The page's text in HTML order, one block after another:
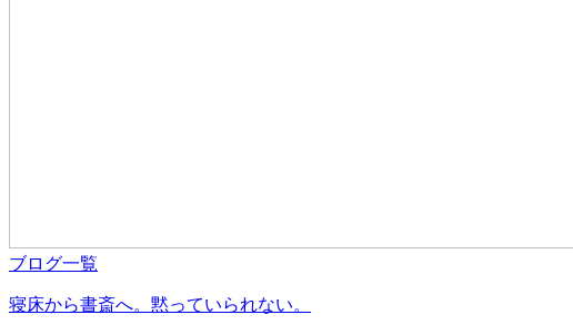
ブログ一覧
寝床から書斎へ。黙っていられない。